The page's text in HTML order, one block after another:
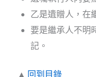
乙是遺贈人，在
要是繼承人不明
記。
▲ 回到目錄